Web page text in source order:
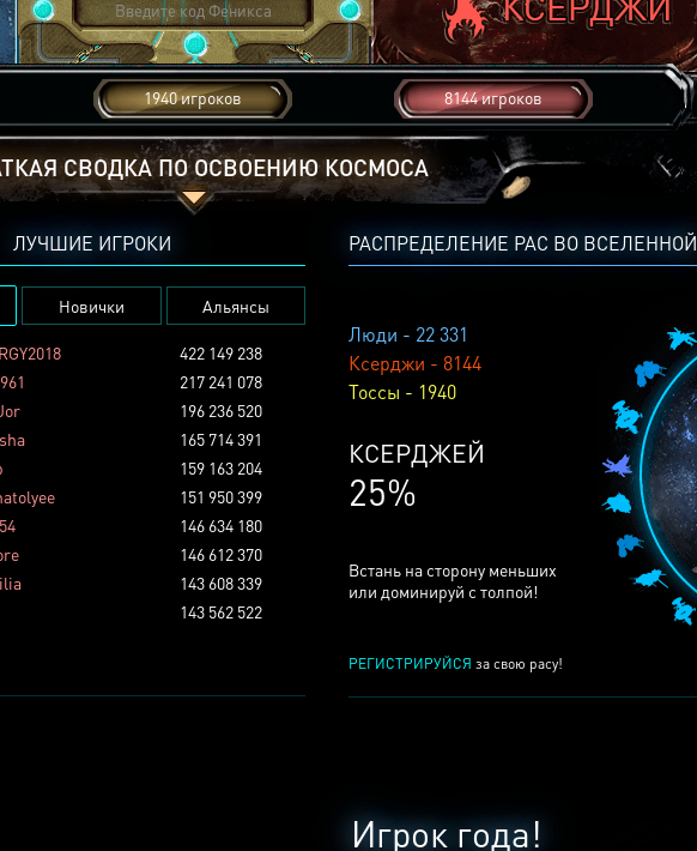
1940 игроков 8144 игроков
СВОДКА ПО ОСВОЕНИЮ КОСМОСА
РАСПРЕДЕЛЕНИЕ РАС ВО ВСЕЛЕННОЙ
Люди - 22 331
Ксерджи - 8144
Тоссы - 1940
КСЕРДЖЕЙ
25%
Встань на сторону меньших
или доминируй с толпой!
РЕГИСТРИРУЙСЯ за свою расу!
ЛУЧШИЕ ИГРОКИ
Новички Альянсы
422 149 238
217 241 078
196 236 520
165 714 391
159 163 204
151 950 399
146 634 180
146 612 370
143 608 339
143 562 522
Игрок года!